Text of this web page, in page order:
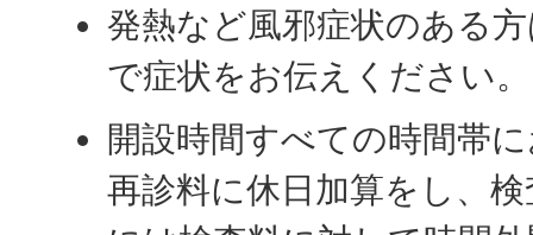
発熱など風邪症状のある
で症状をお伝えください。
開設時間すべての時間帯
再診料に休日加算をし、